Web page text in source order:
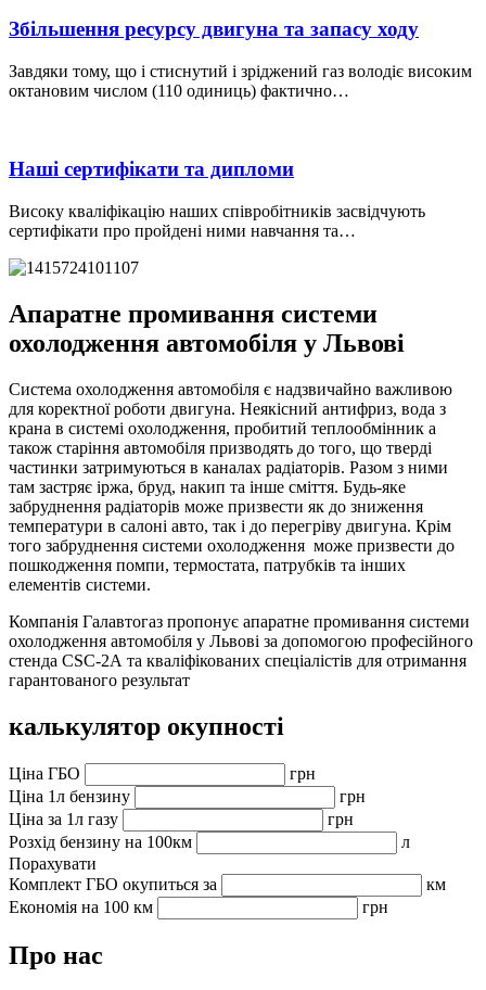
Збільшення ресурсу двигуна та запасу ходу
Завдяки тому, що і стиснутий і зріджений газ володіє високим
октановим числом (110 одиниць) фактично…
Наші сертифікати та дипломи
Високу кваліфікацію наших співробітників засвідчують
сертифікати про пройдені ними навчання та…
Апаратне промивання системи
охолодження автомобіля у Львові
Система охолодження автомобіля є надзвичайно важливою
для коректної роботи двигуна. Неякісний антифриз, вода з
крана в системі охолодження, пробитий теплообмінник а
також старіння автомобіля призводять до того, що тверді
частинки затримуються в каналах радіаторів. Разом з ними
там застряє іржа, бруд, накип та інше сміття. Будь-яке
забруднення радіаторів може призвести як до зниження
температури в салоні авто, так і до перегріву двигуна. Крім
того забруднення системи охолодження може призвести до
пошкодження помпи, термостата, патрубків та інших
елементів системи.
Компанія Галавтогаз пропонує апаратне промивання системи
охолодження автомобіля у Львові за допомогою професійного
стенда CSC-2A та кваліфікованих спеціалістів для отримання
гарантованого результат
калькулятор окупності
Ціна ГБО
грн
Ціна 1л бензину
грн
Ціна за 1л газу
грн
Розхід бензину на 100км
л
Порахувати
Комплект ГБО окупиться за
км
Економія на 100 км
грн
Про нас